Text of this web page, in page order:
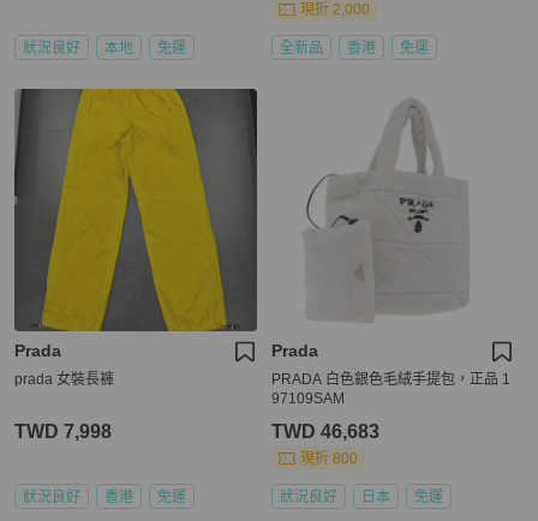
狀況良好 本地 免運
現折 2,000
全新品 香港 免運
Prada
prada 女裝長褲
TWD 7,998
狀況良好 香港 免運
Prada
PRADA 白色銀色毛絨手提包，正品 1
97109SAM
TWD 46,683
現折 800
狀況良好 日本 免運